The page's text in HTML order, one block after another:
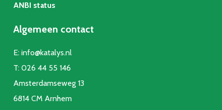
ANBI status
Algemeen contact
E: info@katalys.nl
T: 026 44 55 146
Amsterdamseweg 13
6814 CM Arnhem